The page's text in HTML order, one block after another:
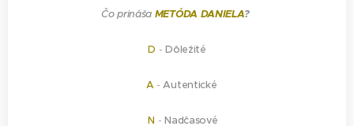
Čo prináša METÓDA DANIELA?
D -Dôležité
A - Autentické
N -Nadčasové